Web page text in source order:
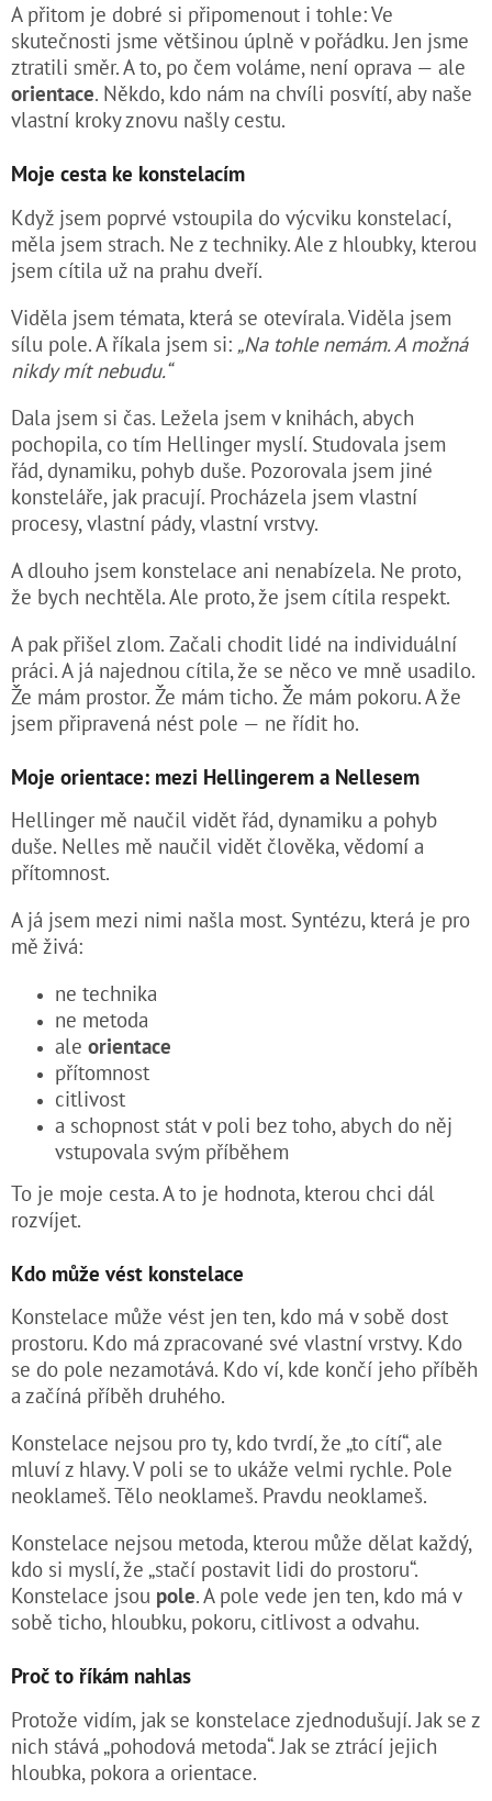
A přitom je dobré si připomenout i tohle: Ve
skutečnosti jsme většinou úplně v pořádku. Jen jsme
ztratili směr. A to, po čem voláme, není oprava — ale
orientace. Někdo, kdo nám na chvíli posvítí, aby naše
vlastní kroky znovu našly cestu.
Moje cesta ke konstelacím
Když jsem poprvé vstoupila do výcviku konstelací,
měla jsem strach. Ne z techniky. Ale z hloubky, kterou
jsem cítila už na prahu dveří.
Viděla jsem témata, která se otevírala. Viděla jsem
sílu pole. A říkala jsem si: „Na tohle nemám. A možná
nikdy mít nebudu.“
Dala jsem si čas. Ležela jsem v knihách, abych
pochopila, co tím Hellinger myslí. Studovala jsem
řád, dynamiku, pohyb duše. Pozorovala jsem jiné
konsteláře, jak pracují. Procházela jsem vlastní
procesy, vlastní pády, vlastní vrstvy.
A dlouho jsem konstelace ani nenabízela. Ne proto,
že bych nechtěla. Ale proto, že jsem cítila respekt.
A pak přišel zlom. Začali chodit lidé na individuální
práci. A já najednou cítila, že se něco ve mně usadilo.
Že mám prostor. Že mám ticho. Že mám pokoru. A že
jsem připravená nést pole — ne řídit ho.
Moje orientace: mezi Hellingerem a Nellesem
Hellinger mě naučil vidět řád, dynamiku a pohyb
duše. Nelles mě naučil vidět člověka, vědomí a
přítomnost.
A já jsem mezi nimi našla most. Syntézu, která je pro
mě živá:
ne technika
ne metoda
ale orientace
přítomnost
citlivost
a schopnost stát v poli bez toho, abych do něj
vstupovala svým příběhem
To je moje cesta. A to je hodnota, kterou chci dál
rozvíjet.
Kdo může vést konstelace
Konstelace může vést jen ten, kdo má v sobě dost
prostoru. Kdo má zpracované své vlastní vrstvy. Kdo
se do pole nezamotává. Kdo ví, kde končí jeho příběh
a začíná příběh druhého.
Konstelace nejsou pro ty, kdo tvrdí, že „to cítí“, ale
mluví z hlavy. V poli se to ukáže velmi rychle. Pole
neoklameš. Tělo neoklameš. Pravdu neoklameš.
Konstelace nejsou metoda, kterou může dělat každý,
kdo si myslí, že „stačí postavit lidi do prostoru“.
Konstelace jsou pole. A pole vede jen ten, kdo má v
sobě ticho, hloubku, pokoru, citlivost a odvahu.
Proč to říkám nahlas
Protože vidím, jak se konstelace zjednodušují. Jak se z
nich stává „pohodová metoda“. Jak se ztrácí jejich
hloubka, pokora a orientace.